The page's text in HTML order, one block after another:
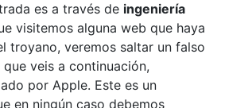
es a través de ingeniería
visitemos alguna web que haya
troyano, veremos saltar un falso
veis a continuación,
por Apple. Este es un
en ningún caso debemos